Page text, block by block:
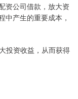
资公司借款，放大资
中产生的重要成本，
投资收益，从而获得